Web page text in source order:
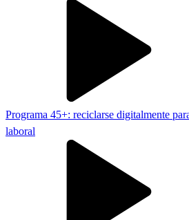
Programa 45+: reciclarse digitalmente
laboral